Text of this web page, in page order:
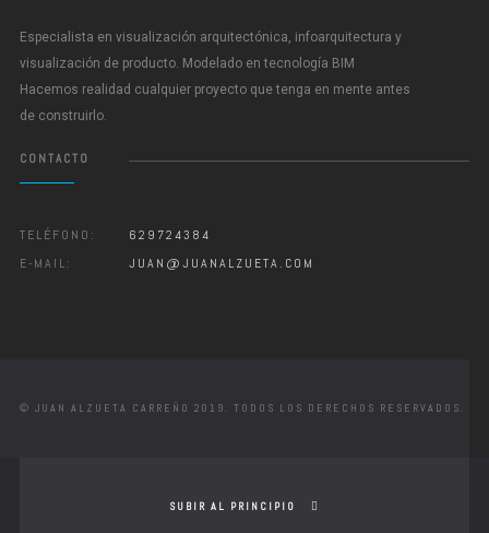
Especialista en visualización arquitectónica, infoarquitectura y
visualización de producto. Modelado en tecnología BIM
Hacemos realidad cualquier proyecto que tenga en mente antes
de construirlo.
CONTACTO
TELÉFONO:
629724384
E-MAIL:
JUAN@JUANALZUETA.COM
© JUAN ALZUETA CARREÑO 2019. TODOS LOS DERECHOS RESERVADOS.
SUBIR AL PRINCIPIO